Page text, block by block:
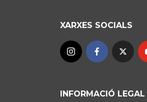
XARXES SOCIALS
INFORMACIÓ LEGAL